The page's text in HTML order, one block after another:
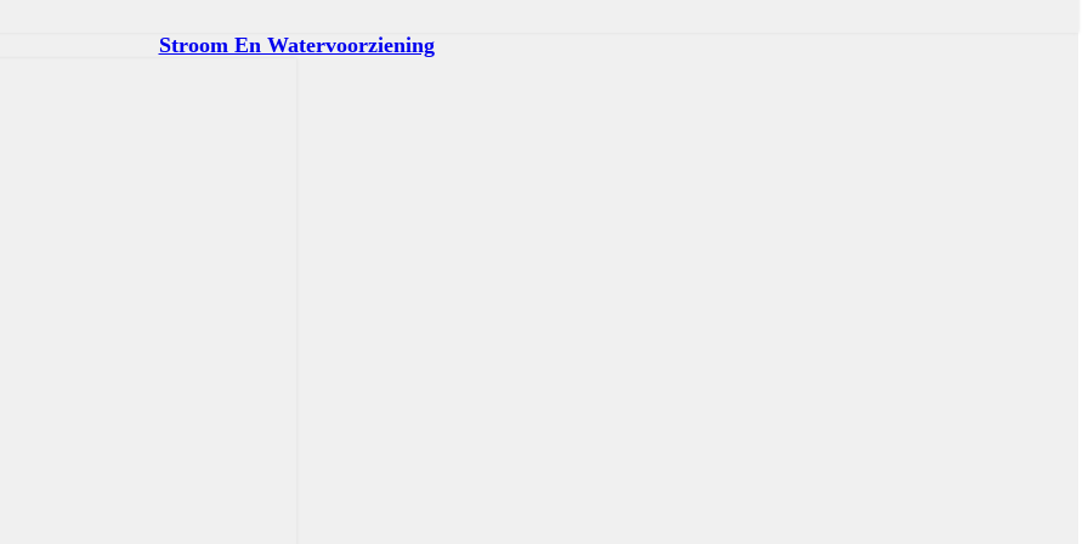
Stroom En Watervoorziening